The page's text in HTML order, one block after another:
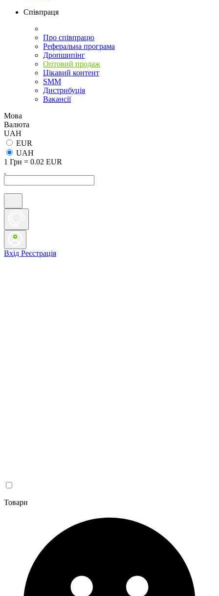
Співпраця
Про співпрацю
Реферальна програма
Дропшипінг
Оптовий продаж
Цікавий контент
SMM
Дистрибуція
Вакансії
Мова
Валюта
UAH
EUR
UAH
1 Грн = 0.02 EUR
Вхід Реєстрація
Товари